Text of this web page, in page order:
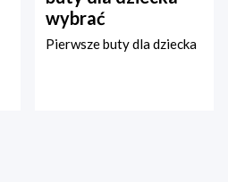
wybrać
Pierwsze buty dla dziecka